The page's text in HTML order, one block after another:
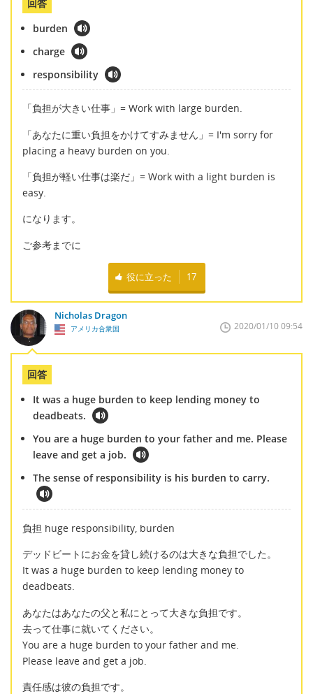
回答
burden
charge
responsibility
「負担が大きい仕事」= Work with large burden.
「あなたに重い負担をかけてすみません」= I'm sorry for
placing a heavy burden on you.
「負担が軽い仕事は楽だ」= Work with a light burden is
easy.
になります。
ご参考までに
役に立った 17
Nicholas Dragon
アメリカ合衆国 2020/01/10 09:54
回答
It was a huge burden to keep lending money to
deadbeats.
You are a huge burden to your father and me. Please
leave and get a job.
The sense of responsibility is his burden to carry.
負担 huge responsibility, burden
デッドビートにお金を貸し続けるのは大きな負担でした。
It was a huge burden to keep lending money to
deadbeats.
あなたはあなたの父と私にとって大きな負担です。
去って仕事に就いてください。
You are a huge burden to your father and me.
Please leave and get a job.
責任感は彼の負担です。